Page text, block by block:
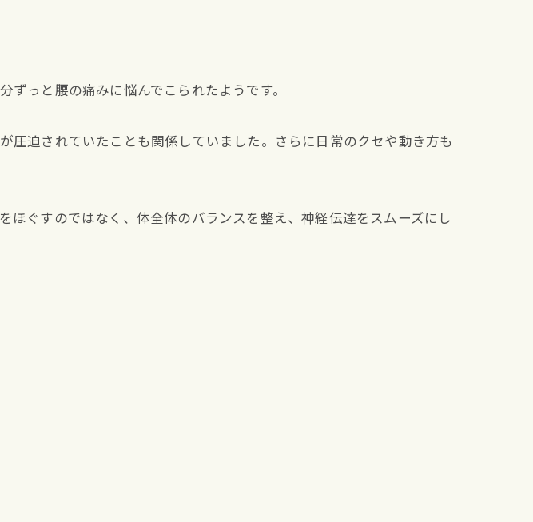
っと腰の痛みに悩んでこられたようです。
迫されていたことも関係していました。さらに日常のクセや動き方も
ぐすのではなく、体全体のバランスを整え、神経伝達をスムーズにし